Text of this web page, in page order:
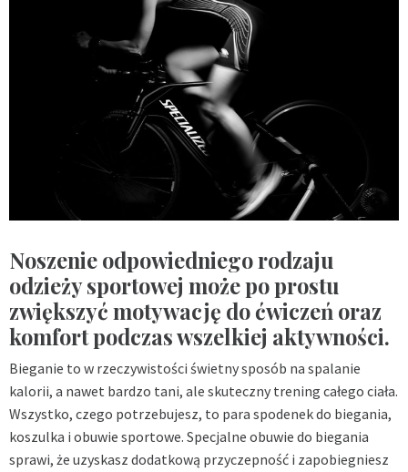
Noszenie odpowiedniego rodzaju
odzieży sportowej może po prostu
zwiększyć motywację do ćwiczeń oraz
komfort podczas wszelkiej aktywności.
Bieganie to w rzeczywistości świetny sposób na spalanie
kalorii, a nawet bardzo tani, ale skuteczny trening całego ciała.
Wszystko, czego potrzebujesz, to para spodenek do biegania,
koszulka i obuwie sportowe. Specjalne obuwie do biegania
sprawi, że uzyskasz dodatkową przyczepność i zapobiegniesz